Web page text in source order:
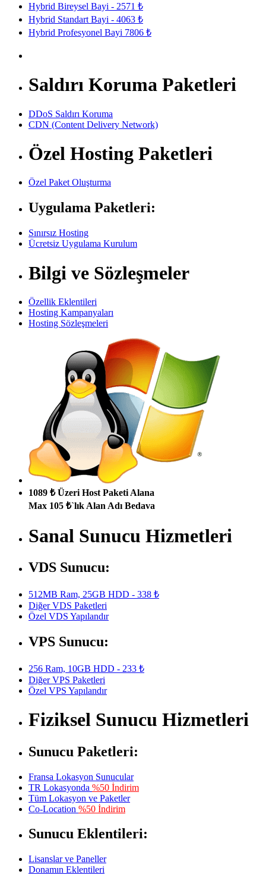
Hybrid Bireysel Bayi - 2571 ₺
Hybrid Standart Bayi - 4063 ₺
Hybrid Profesyonel Bayi 7806 ₺
Saldırı Koruma Paketleri
DDoS Saldırı Koruma
CDN (Content Delivery Network)
Özel Hosting Paketleri
Özel Paket Oluşturma
Uygulama Paketleri:
Sınırsız Hosting
Ücretsiz Uygulama Kurulum
Bilgi ve Sözleşmeler
Özellik Eklentileri
Hosting Kampanyaları
Hosting Sözleşmeleri
1089 ₺ Üzeri Host Paketi Alana
Max 105 ₺`lık Alan Adı Bedava
Sanal Sunucu Hizmetleri
VDS Sunucu:
512MB Ram, 25GB HDD - 338 ₺
Diğer VDS Paketleri
Özel VDS Yapılandır
VPS Sunucu:
256 Ram, 10GB HDD - 233 ₺
Diğer VPS Paketleri
Özel VPS Yapılandır
Fiziksel Sunucu Hizmetleri
Sunucu Paketleri:
Fransa Lokasyon Sunucular
TR Lokasyonda %50 İndirim
Tüm Lokasyon ve Paketler
Co-Location %50 İndirim
Sunucu Eklentileri:
Lisanslar ve Paneller
Donamın Eklentileri